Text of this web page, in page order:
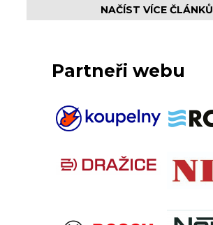
NAČÍST VÍCE ČLÁNKŮ
Partneři webu